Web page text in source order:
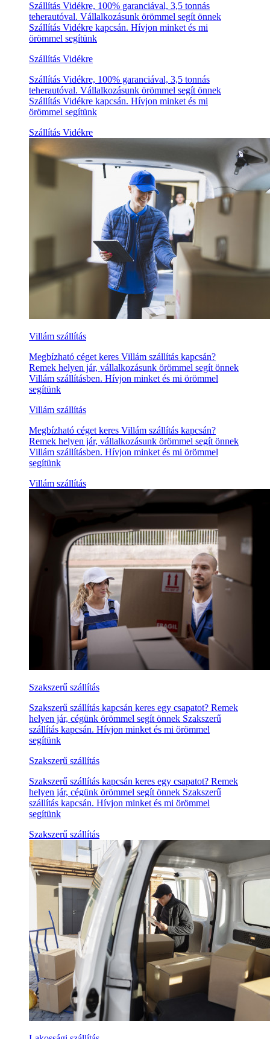
Szállítás Vidékre, 100% garanciával, 3,5 tonnás
teherautóval. Vállalkozásunk örömmel segít önnek
Szállítás Vidékre kapcsán. Hívjon minket és mi
örömmel segítünk
Szállítás Vidékre
Szállítás Vidékre, 100% garanciával, 3,5 tonnás
teherautóval. Vállalkozásunk örömmel segít önnek
Szállítás Vidékre kapcsán. Hívjon minket és mi
örömmel segítünk
Szállítás Vidékre
Villám szállítás
Megbízható céget keres Villám szállítás kapcsán?
Remek helyen jár, vállalkozásunk örömmel segít önnek
Villám szállításben. Hívjon minket és mi örömmel
segítünk
Villám szállítás
Megbízható céget keres Villám szállítás kapcsán?
Remek helyen jár, vállalkozásunk örömmel segít önnek
Villám szállításben. Hívjon minket és mi örömmel
segítünk
Villám szállítás
Szakszerű szállítás
Szakszerű szállítás kapcsán keres egy csapatot? Remek
helyen jár, cégünk örömmel segít önnek Szakszerű
szállítás kapcsán. Hívjon minket és mi örömmel
segítünk
Szakszerű szállítás
Szakszerű szállítás kapcsán keres egy csapatot? Remek
helyen jár, cégünk örömmel segít önnek Szakszerű
szállítás kapcsán. Hívjon minket és mi örömmel
segítünk
Szakszerű szállítás